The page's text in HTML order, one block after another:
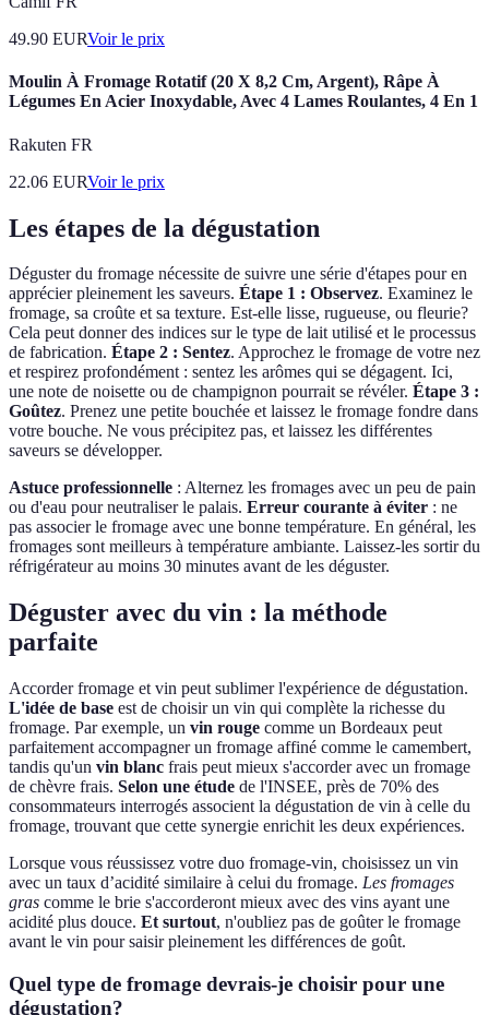
49.90 EURVoir le prix
Moulin À Fromage Rotatif (20 X 8,2 Cm, Argent), Râpe À
Légumes En Acier Inoxydable, Avec 4 Lames Roulantes, 4 En 1
Rakuten FR
22.06 EURVoir le prix
Les étapes de la dégustation
Déguster du fromage nécessite de suivre une série d'étapes pour en
apprécier pleinement les saveurs. Étape 1 : Observez. Examinez le
fromage, sa croûte et sa texture. Est-elle lisse, rugueuse, ou fleurie?
Cela peut donner des indices sur le type de lait utilisé et le processus
de fabrication. Étape 2 : Sentez. Approchez le fromage de votre nez
et respirez profondément : sentez les arômes qui se dégagent. Ici,
une note de noisette ou de champignon pourrait se révéler. Étape 3 :
Goûtez. Prenez une petite bouchée et laissez le fromage fondre dans
votre bouche. Ne vous précipitez pas, et laissez les différentes
saveurs se développer.
Astuce professionnelle : Alternez les fromages avec un peu de pain
ou d'eau pour neutraliser le palais. Erreur courante à éviter : ne
pas associer le fromage avec une bonne température. En général, les
fromages sont meilleurs à température ambiante. Laissez-les sortir du
réfrigérateur au moins 30 minutes avant de les déguster.
Déguster avec du vin : la méthode
parfaite
Accorder fromage et vin peut sublimer l'expérience de dégustation.
L'idée de base est de choisir un vin qui complète la richesse du
fromage. Par exemple, un vin rouge comme un Bordeaux peut
parfaitement accompagner un fromage affiné comme le camembert,
tandis qu'un vin blanc frais peut mieux s'accorder avec un fromage
de chèvre frais. Selon une étude de l'INSEE, près de 70% des
consommateurs interrogés associent la dégustation de vin à celle du
fromage, trouvant que cette synergie enrichit les deux expériences.
Lorsque vous réussissez votre duo fromage-vin, choisissez un vin
avec un taux d’acidité similaire à celui du fromage. Les fromages
gras comme le brie s'accorderont mieux avec des vins ayant une
acidité plus douce. Et surtout, n'oubliez pas de goûter le fromage
avant le vin pour saisir pleinement les différences de goût.
Quel type de fromage devrais-je choisir pour une
dégustation?